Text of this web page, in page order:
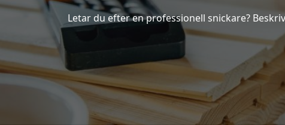
Letar du efter en professionell snickare?